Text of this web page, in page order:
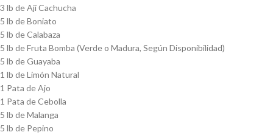
3 lb de Ají Cachucha
5 lb de Boniato
5 lb de Calabaza
5 lb de Fruta Bomba (Verde o Madura, Según Disponibilidad)
5 lb de Guayaba
1 lb de Limón Natural
1 Pata de Ajo
1 Pata de Cebolla
5 lb de Malanga
5 lb de Pepino